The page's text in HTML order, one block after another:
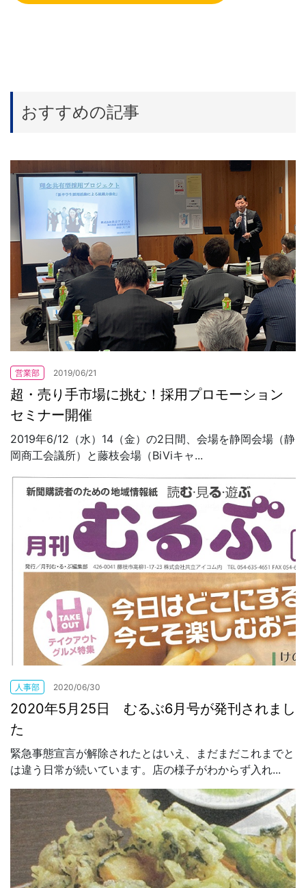
おすすめの記事
営業部 2019/06/21
超・売り手市場に挑む！採用プロモーション
セミナー開催
2019年6/12（水）14（金）の2日間、会場を静岡会場（静
岡商工会議所）と藤枝会場（BiViキャ...
人事部 2020/06/30
2020年5月25日 むるぶ6月号が発刊されまし
た
緊急事態宣言が解除されたとはいえ、まだまだこれまでと
は違う日常が続いています。店の様子がわからず入れ...